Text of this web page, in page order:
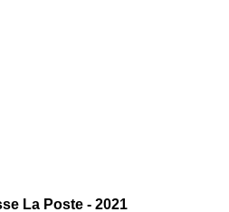
La Poste - 2021